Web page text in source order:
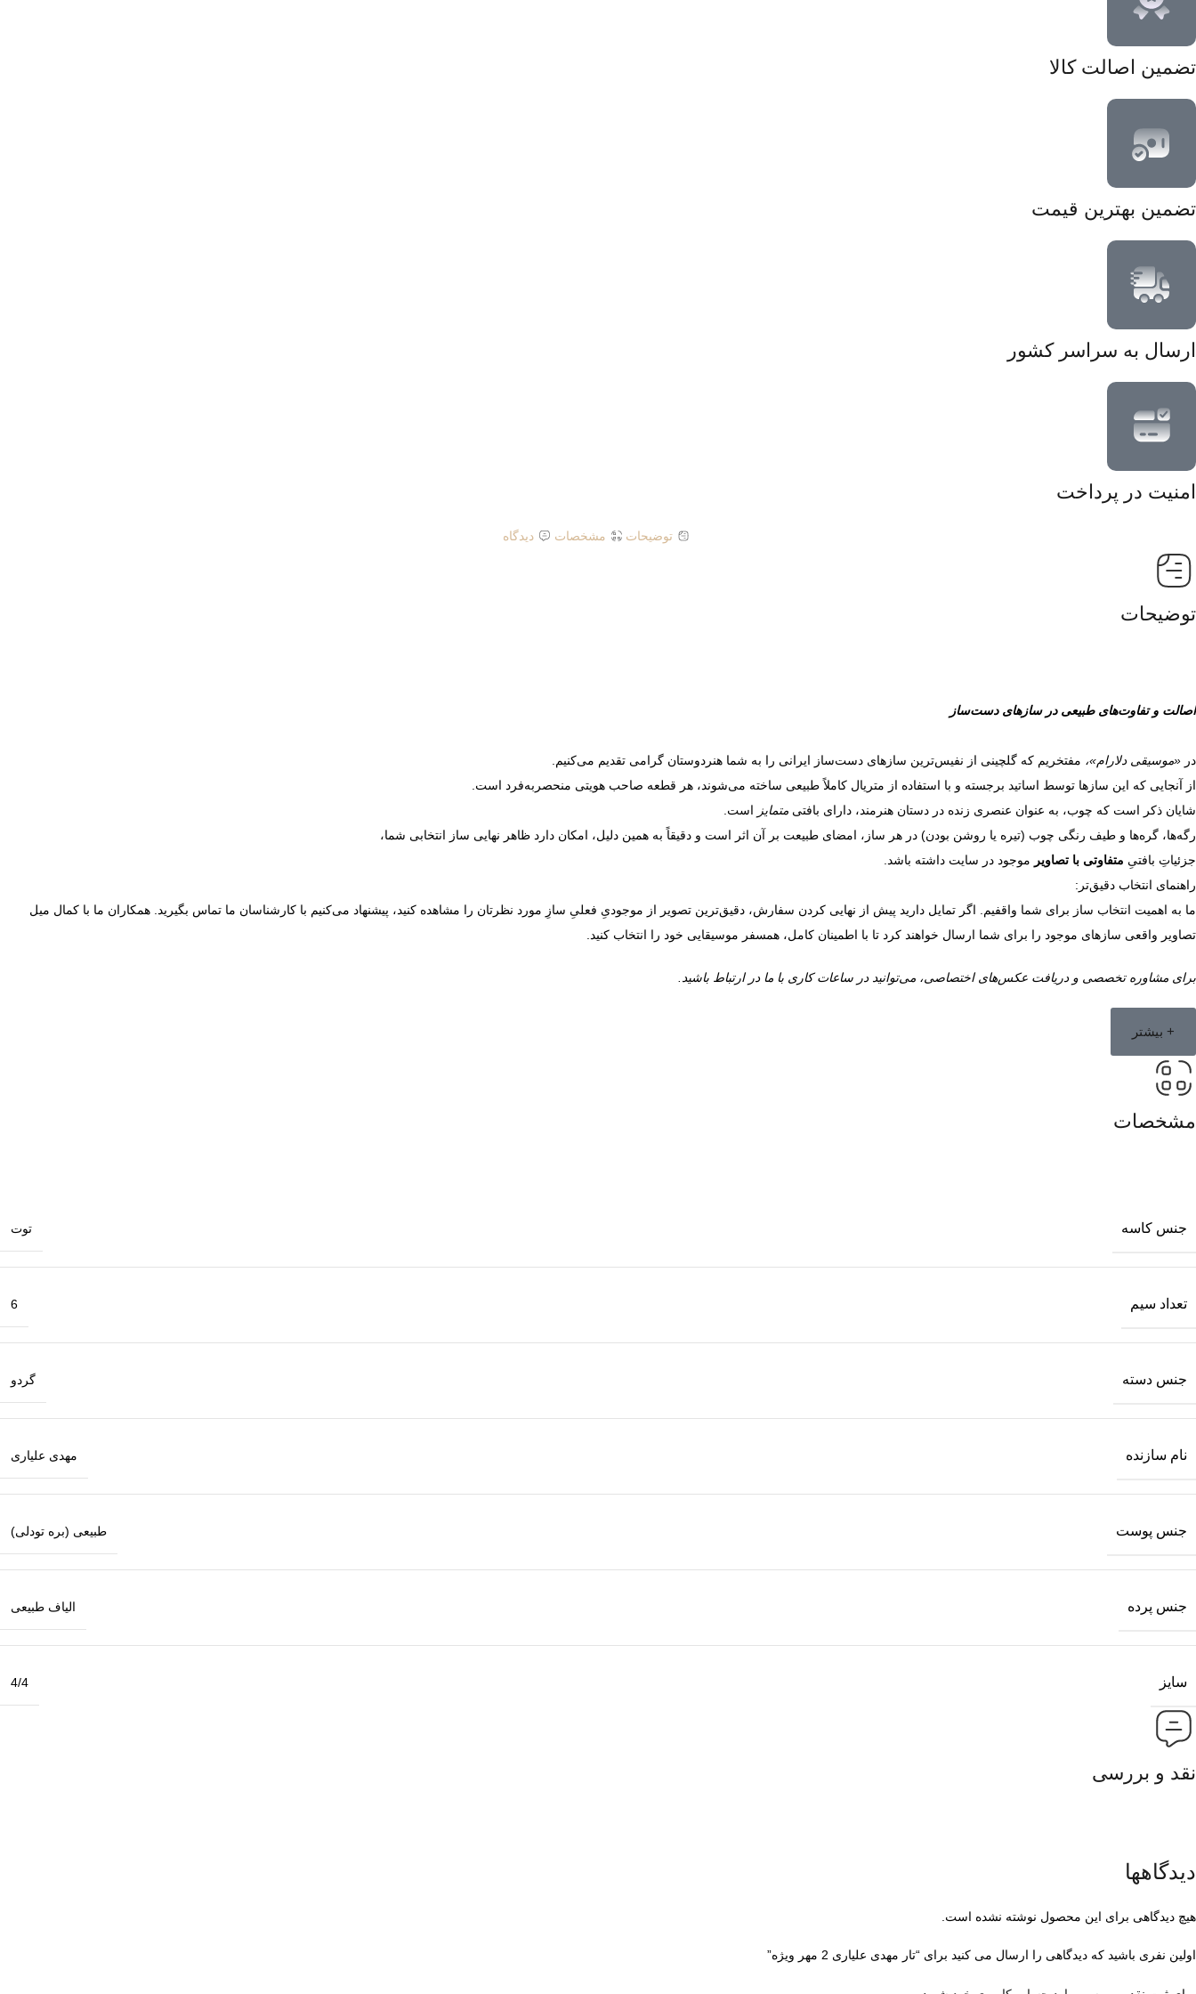
تضمین اصالت کالا
تضمین بهترین قیمت
ارسال به سراسر کشور
امنیت در پرداخت
توضیحات مشخصات دیدگاه
توضیحات
اصالت و تفاوت‌های طبیعی در سازهای دست‌ساز
در «موسیقی دلارام»، مفتخریم که گلچینی از نفیس‌ترین سازهای دست‌ساز ایرانی را به شما هنردوستان گرامی تقدیم می‌کنیم.
از آنجایی که این سازها توسط اساتید برجسته و با استفاده از متریال کاملاً طبیعی ساخته می‌شوند، هر قطعه صاحب هویتی منحصر‌به‌فرد است.
شایان ذکر است که چوب، به عنوان عنصری زنده در دستان هنرمند، دارای بافتی متمایز
است.
رگه‌ها، گره‌ها و طیف رنگی چوب (تیره یا روشن بودن) در هر ساز، امضای طبیعت بر آن اثر است و دقیقاً به همین دلیل، امکان دارد ظاهر نهایی ساز انتخابی شما،
جزئیاتِ بافتیِ متفاوتی با تصاویر موجود در سایت داشته باشد.
راهنمای انتخاب دقیق‌تر:
ما به اهمیت انتخاب ساز برای شما واقفیم. اگر تمایل دارید پیش از نهایی کردن سفارش، دقیق‌ترین تصویر از موجودیِ فعلیِ سازِ مورد نظرتان را مشاهده کنید، پیشنهاد می‌کنیم با کارشناسان ما تماس بگیرید. همکاران ما با کمال میل
تصاویر واقعی سازهای موجود را برای شما ارسال خواهند کرد تا با اطمینان کامل، همسفر موسیقایی خود را انتخاب کنید.
برای مشاوره تخصصی و دریافت عکس‌های اختصاصی، می‌توانید در ساعات کاری با ما در ارتباط باشید.
+ بیشتر
مشخصات
جنس کاسه توت
تعداد سیم 6
جنس دسته گردو
نام سازنده مهدی علیاری
جنس پوست طبیعی (بره تودلی)
جنس پرده الیاف طبیعی
سایز 4/4
نقد و بررسی
دیدگاهها
هیچ دیدگاهی برای این محصول نوشته نشده است.
اولین نفری باشید که دیدگاهی را ارسال می کنید برای “تار مهدی علیاری 2 مهر ویژه”